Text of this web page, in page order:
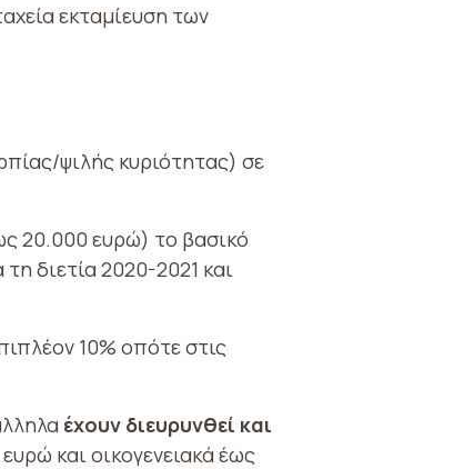
εκταμίευση των
ψιλής κυριότητας) σε
20.000 ευρώ) το βασικό
διετία 2020-2021 και
10% οπότε στις
έχουν διευρυνθεί και
και οικογενειακά έως